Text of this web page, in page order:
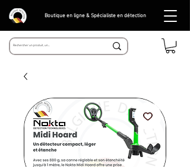
Boutique en ligne & Spécialiste en détection